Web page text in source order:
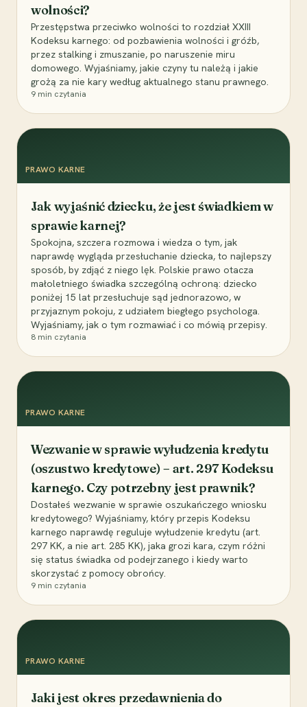
wolności?
Przestępstwa przeciwko wolności to rozdział XXIII
Kodeksu karnego: od pozbawienia wolności i gróźb,
przez stalking i zmuszanie, po naruszenie miru
domowego. Wyjaśniamy, jakie czyny tu należą i jakie
grożą za nie kary według aktualnego stanu prawnego.
9 min czytania
PRAWO KARNE
Jak wyjaśnić dziecku, że jest świadkiem w
sprawie karnej?
Spokojna, szczera rozmowa i wiedza o tym, jak
naprawdę wygląda przesłuchanie dziecka, to najlepszy
sposób, by zdjąć z niego lęk. Polskie prawo otacza
małoletniego świadka szczególną ochroną: dziecko
poniżej 15 lat przesłuchuje sąd jednorazowo, w
przyjaznym pokoju, z udziałem biegłego psychologa.
Wyjaśniamy, jak o tym rozmawiać i co mówią przepisy.
8 min czytania
PRAWO KARNE
Wezwanie w sprawie wyłudzenia kredytu
(oszustwo kredytowe) – art. 297 Kodeksu
karnego. Czy potrzebny jest prawnik?
Dostałeś wezwanie w sprawie oszukańczego wniosku
kredytowego? Wyjaśniamy, który przepis Kodeksu
karnego naprawdę reguluje wyłudzenie kredytu (art.
297 KK, a nie art. 285 KK), jaka grozi kara, czym różni
się status świadka od podejrzanego i kiedy warto
skorzystać z pomocy obrońcy.
9 min czytania
PRAWO KARNE
Jaki jest okres przedawnienia do